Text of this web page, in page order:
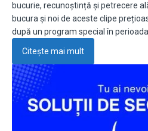
bucurie, recunoștință și petrecere
bucura și noi de aceste clipe
după un program special în
Citește mai mult